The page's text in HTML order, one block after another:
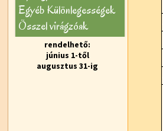
Egyéb Különlegességek
Õsszel virágzóak
rendelhető:
június 1-től
augusztus 31-ig